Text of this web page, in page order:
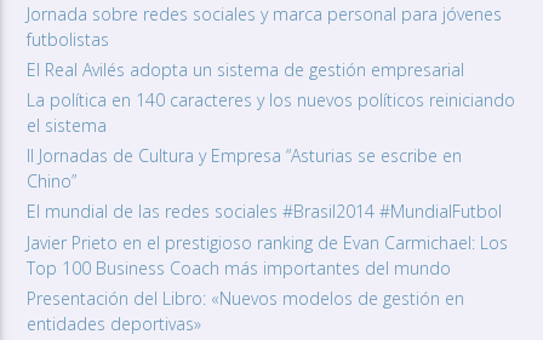
Jornada sobre redes sociales y marca personal para jóvenes
futbolistas
El Real Avilés adopta un sistema de gestión empresarial
La política en 140 caracteres y los nuevos políticos reiniciando
el sistema
II Jornadas de Cultura y Empresa “Asturias se escribe en
Chino”
El mundial de las redes sociales #Brasil2014 #MundialFutbol
Javier Prieto en el prestigioso ranking de Evan Carmichael: Los
Top 100 Business Coach más importantes del mundo
Presentación del Libro: «Nuevos modelos de gestión en
entidades deportivas»